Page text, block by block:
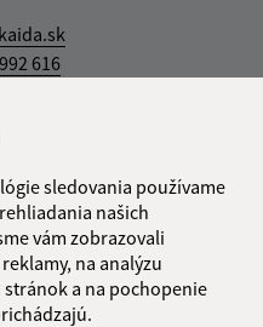
sledovania používame
našich
vám zobrazovali
na analýzu
a na pochopenie
616